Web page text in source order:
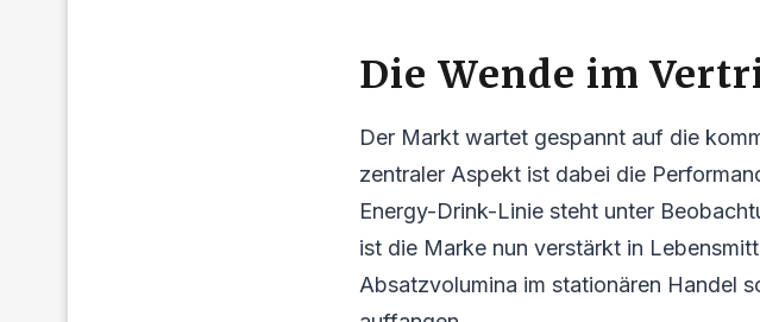
Die Wende im
Der Markt wartet gespannt auf die
zentraler Aspekt ist dabei die
Energy-Drink-Linie steht unter
ist die Marke nun verstärkt in
Absatzvolumina im stationären Handel